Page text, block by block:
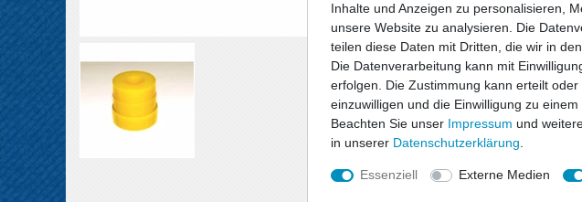
Inhalte und Anzeigen zu personalisieren,
unsere Website zu analysieren. Die
teilen diese Daten mit Dritten, die wir in
Die Datenverarbeitung kann mit
erfolgen. Die Zustimmung kann erteilt
einzuwilligen und die Einwilligung zu
Beachten Sie unser Impressum und
in unserer Daten­schutz­erklärung
Essenziell Externe Medien